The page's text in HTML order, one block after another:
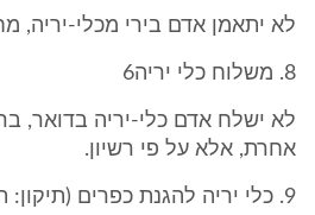
לא יתאמן אדם בירי מכלי-יריה,
8. משלוח כלי יריה6
לא ישלח אדם כלי-יריה בדואר,
אחרת, אלא על פי רשיון.
9. כלי יריה להגנת כפרים (תיקון: תשי"ד, תשל"ח)6,4